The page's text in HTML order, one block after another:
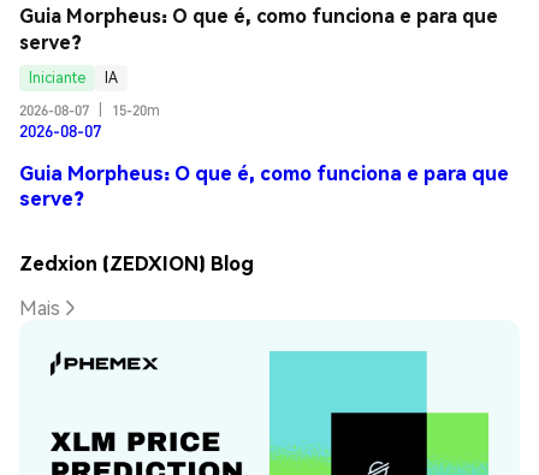
Guia Morpheus: O que é, como funciona e para que
serve?
Iniciante
IA
2026-08-07
15-20m
2026-08-07
Guia Morpheus: O que é, como funciona e para que
serve?
Zedxion (ZEDXION) Blog
Mais